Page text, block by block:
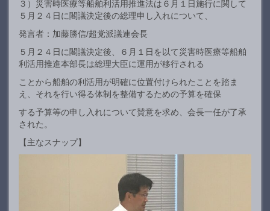
３）災害時医療等船舶利活用推進法は６月１日施行に関して
５月２４日に閣議決定後の総理申し入れについて、
発言者：加藤勝信/超党派議連会長
５月２４日に閣議決定後、６月１日を以て災害時医療等船舶
利活用推進本部長は総理大臣に運用が移行される
ことから船舶の利活用が明確に位置付けられたことを踏ま
え、それを行い得る体制を整備するための予算を確保
する予算等の申し入れについて賛意を求め、会長一任が了承
された。
【主なスナップ】